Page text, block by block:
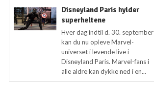
Disneyland Paris hylder
superheltene
Hver dag indtil d. 30. september
kan du nu opleve Marvel-
universet i levende live i
Disneyland Paris. Marvel-fans i
alle aldre kan dykke ned i en...